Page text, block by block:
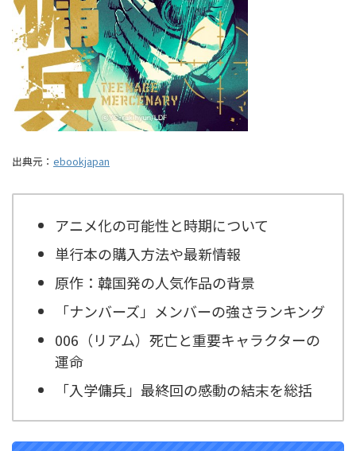
出典元： ebookjapan
アニメ化の可能性と時期について
単行本の購入方法や最新情報
原作：韓国発の人気作品の背景
「ナンバーズ」メンバーの強さランキング
006（リアム）死亡と重要キャラクターの
運命
「入学傭兵」最終回の感動の結末を総括